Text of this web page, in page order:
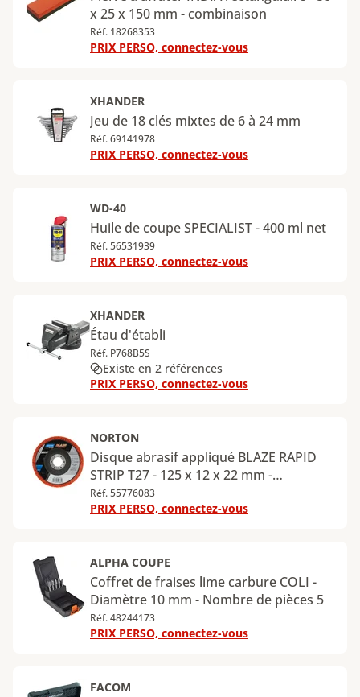
x 25 x 150 mm - combinaison
Réf. 18268353
PRIX PERSO, connectez-vous
XHANDER
Jeu de 18 clés mixtes de 6 à 24 mm
Réf. 69141978
PRIX PERSO, connectez-vous
WD-40
Huile de coupe SPECIALIST - 400 ml net
Réf. 56531939
PRIX PERSO, connectez-vous
XHANDER
Étau d'établi
Réf. P768B5S
Existe en 2 références
PRIX PERSO, connectez-vous
NORTON
Disque abrasif appliqué BLAZE RAPID
STRIP T27 - 125 x 12 x 22 mm -
diamètre125 mm - Grain 1 (très gros)
Réf. 55776083
PRIX PERSO, connectez-vous
ALPHA COUPE
Coffret de fraises lime carbure COLI -
Diamètre 10 mm - Nombre de pièces 5
Réf. 48244173
PRIX PERSO, connectez-vous
FACOM